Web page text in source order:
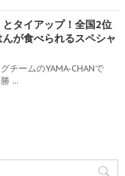
とタイアップ！全国2位
が食べられるスペシャ
チームのYAMA-CHANで
...